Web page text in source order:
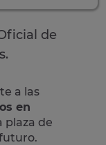
de
a las
en
plaza de